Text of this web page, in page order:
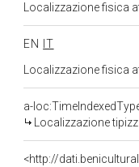
Localizzazione fisica
EN
IT
Localizzazione fisica
a-
Localizzazione
<http://